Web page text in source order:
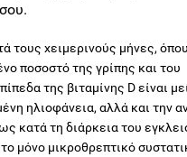
τους χειμερινούς μήνες,
ποσοστό της γρίπης και του
της βιταμίνης D είναι
ηλιοφάνεια, αλλά και την
κατά τη διάρκεια του
μόνο μικροθρεπτικό